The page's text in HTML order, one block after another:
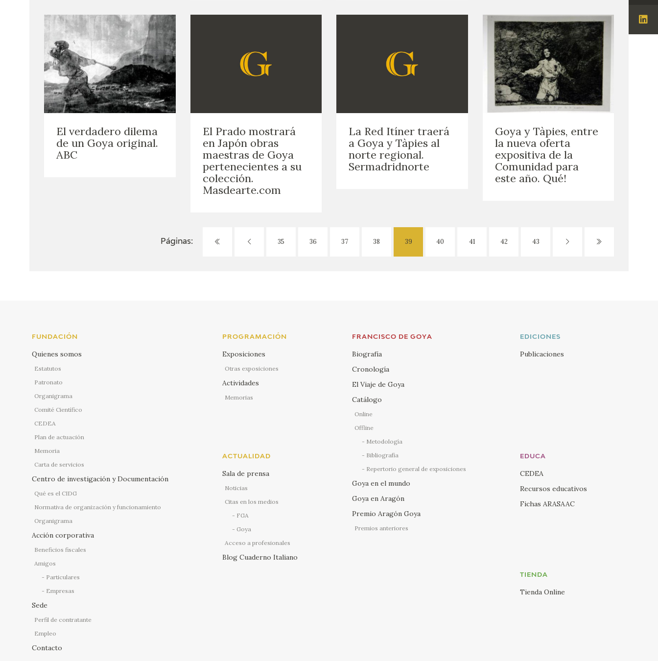
El verdadero dilema
de un Goya original.
ABC
El Prado mostrará
en Japón obras
maestras de Goya
pertenecientes a su
colección.
Masdearte.com
La Red Itíner traerá
a Goya y Tàpies al
norte regional.
Sermadridnorte
Goya y Tàpies, entre
la nueva oferta
expositiva de la
Comunidad para
este año. Qué!
Páginas: 35 36 37 38 39 40 41 42 43
FUNDACIÓN
Quienes somos
Estatutos
Patronato
Organigrama
Comité Científico
CEDEA
Plan de actuación
Memoria
Carta de servicios
Centro de investigación y Documentación
Qué es el CIDG
Normativa de organización y funcionamiento
Organigrama
Acción corporativa
Beneficios fiscales
Amigos
Particulares
Empresas
Sede
Perfil de contratante
Empleo
Contacto
PROGRAMACIÓN
Exposiciones
Otras exposiciones
Actividades
Memorias
ACTUALIDAD
Sala de prensa
Noticias
Citas en los medios
FGA
Goya
Acceso a profesionales
Blog Cuaderno Italiano
FRANCISCO DE GOYA
Biografía
Cronología
El Viaje de Goya
Catálogo
Online
Offline
Metodología
Bibliografía
Repertorio general de exposiciones
Goya en el mundo
Goya en Aragón
Premio Aragón Goya
Premios anteriores
EDICIONES
Publicaciones
TIENDA
Tienda Online
EDUCA
CEDEA
Recursos educativos
Fichas ARASAAC